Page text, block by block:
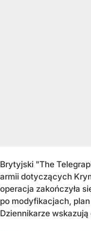
Brytyjski "The
armii dotyczących
operacja zakończyła
po modyfikacjach,
Dziennikarze wskazują